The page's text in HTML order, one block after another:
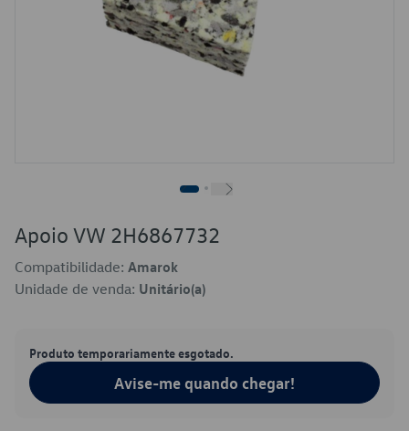
Apoio VW 2H6867732
Compatibilidade: Amarok
Unidade de venda: Unitário(a)
Produto temporariamente esgotado.
Avise-me quando chegar!